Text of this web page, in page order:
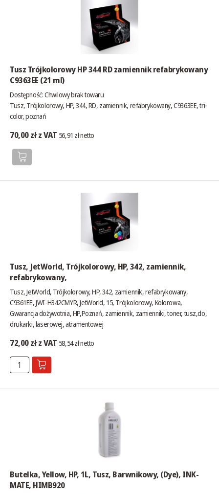
Tusz Trójkolorowy HP 344 RD zamiennik refabrykowany
C9363EE (21 ml)
Dostępność:Chwilowy brak towaru
Tusz, Trójkolorowy, HP, 344, RD, zamiennik, refabrykowany, C9363EE, tri-
color, poznań
70,00 zł z VAT 56,91 zł netto
Tusz, JetWorld, Trójkolorowy, HP, 342, zamiennik,
refabrykowany,
Tusz, JetWorld, Trójkolorowy, HP, 342, zamiennik, refabrykowany,
C9361EE, JWI-H342CMYR, JetWorld, 15, Trójkolorowy, Kolorowa,
Gwarancja dożywotnia, HP,Poznań, zamiennik, zamienniki, toner, tusz,do,
drukarki, laserowej, atramentowej
72,00 zł z VAT 58,54 zł netto
Butelka, Yellow, HP, 1L, Tusz, Barwnikowy, (Dye), INK-
MATE, HIMB920